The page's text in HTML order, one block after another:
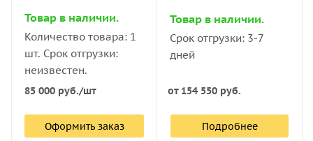
для неразрушимого контроля:
А — для измерения твёрдости мягких материалов —
мягкой резины, кожи, силикона, воска, полимера.
D — для контроля параметров материалов с
твёрдыми поверхностями — смолы, жёсткой
резины, стекла, термопластика, волокнистых
Товар в наличии.
Количество товара: 1
шт. Срок отгрузки:
неизвестен.
85 000 руб./шт
Оформить заказ
Товар в наличии.
Срок отгрузки: 3-7
дней
от 154 550 руб.
Подробнее